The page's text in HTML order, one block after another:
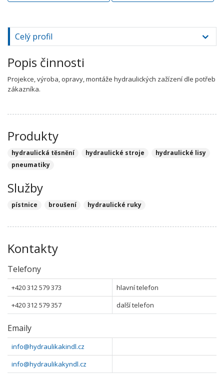
Celý profil
Popis činnosti
Projekce, výroba, opravy, montáže hydraulických zažízení dle potřeb
zákazníka.
Produkty
hydraulická těsnění hydraulické stroje
hydraulické lisy
pneumatiky
Služby
pístnice broušení hydraulické ruky
Kontakty
Telefony
+420 312 579 373
hlavní telefon
+420 312 579 357
další telefon
Emaily
info@hydraulikakindl.cz
info@hydraulikakyndl.cz